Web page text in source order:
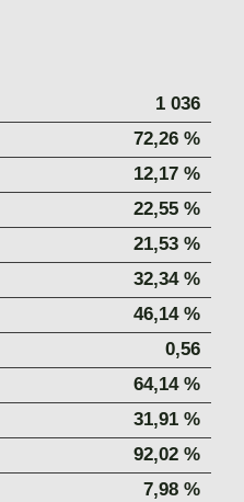
1 036
72,26 %
12,17 %
22,55 %
21,53 %
32,34 %
46,14 %
0,56
64,14 %
31,91 %
92,02 %
7,98 %